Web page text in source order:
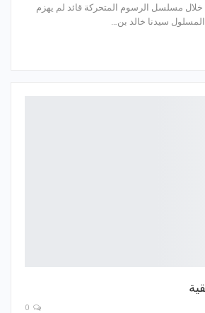
مسلسل الرسوم المتحركة قائد لم يهزم
سيدنا خالد بن…